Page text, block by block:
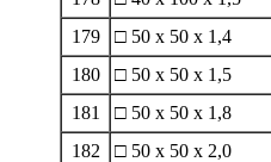
179
□ 50 x 50 x 1,4
180
□ 50 x 50 x 1,5
181
□ 50 x 50 x 1,8
182
□ 50 x 50 x 2,0